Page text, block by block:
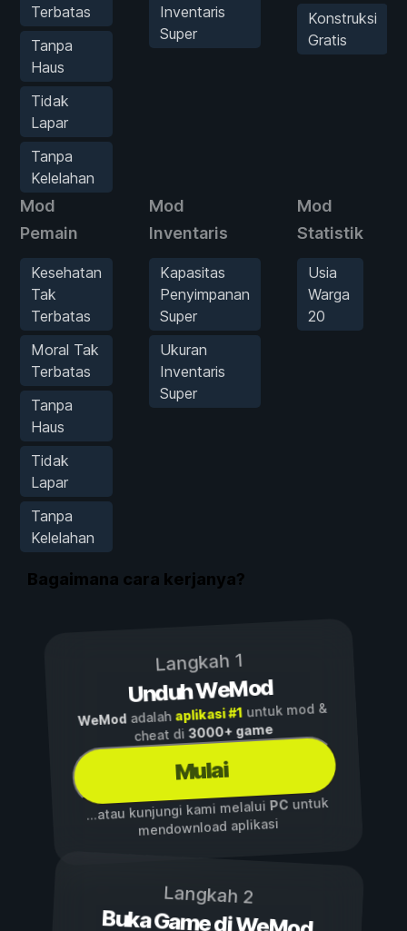
Terbatas
Tanpa
Haus
Tidak
Lapar
Tanpa
Kelelahan
Inventaris
Super
Konstruksi
Gratis
Mod
Pemain
Kesehatan
Tak
Terbatas
Moral Tak
Terbatas
Tanpa
Haus
Tidak
Lapar
Tanpa
Kelelahan
Mod
Inventaris
Kapasitas
Penyimpanan
Super
Ukuran
Inventaris
Super
Mod
Statistik
Usia
Warga
20
Bagaimana cara kerjanya?
Langkah 1
Unduh WeMod
WeModadalah aplikasi #1untuk mod &
cheat di3000+ game
Mulai
...atau kunjungi kami melalui PCuntuk
mendownload aplikasi
Langkah 2